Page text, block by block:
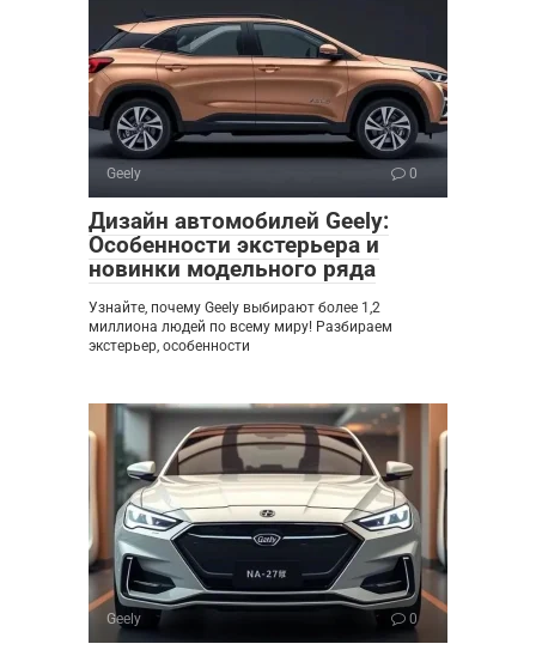
Geely 0
Дизайн автомобилей Geely:
Особенности экстерьера и
новинки модельного ряда
Узнайте, почему Geely выбирают более 1,2
миллиона людей по всему миру! Разбираем
экстерьер, особенности
Geely 0